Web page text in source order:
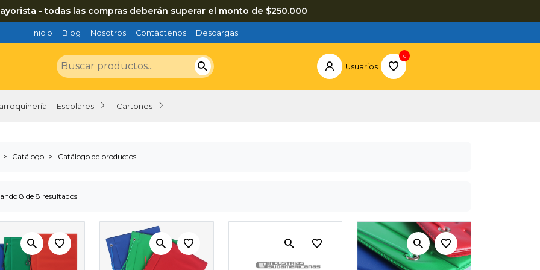
- todas las compras deberán superar el monto de $250.000
Inicio Blog Nosotros Contáctenos Descargas
Usuarios
0
Escolares Cartones
Catálogo Catálogo de productos
8 de 8 resultados